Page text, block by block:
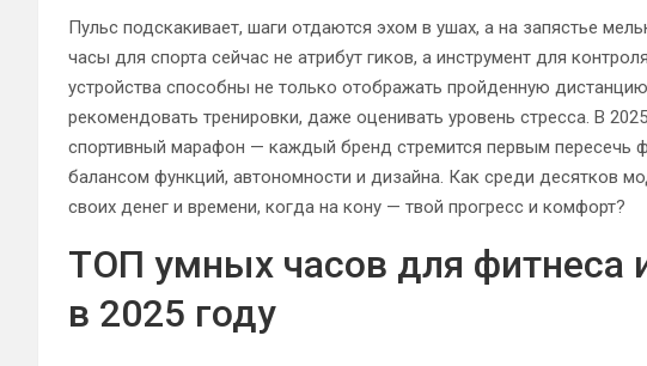
Пульс подскакивает, шаги отдаются эхом в ушах, а на запястье
часы для спорта сейчас не атрибут гиков, а инструмент для
устройства способны не только отображать пройденную
рекомендовать тренировки, даже оценивать уровень стресса. В
спортивный марафон — каждый бренд стремится первым пересечь
балансом функций, автономности и дизайна. Как среди десятков
своих денег и времени, когда на кону — твой прогресс и комфорт?
ТОП умных часов для фитнеса
в 2025 году